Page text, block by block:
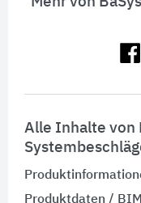
Alle Inhalte von
Produktdaten / BIM